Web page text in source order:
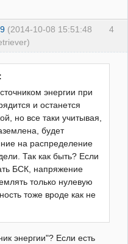
4
(2014-10-08 15:51:48
энергии при
и останется
но все таки учитывая,
будет
на распределение
Так как быть? Если
БСК, напряжение
только нулевую
тоже вроде как не
энергии"? Если есть